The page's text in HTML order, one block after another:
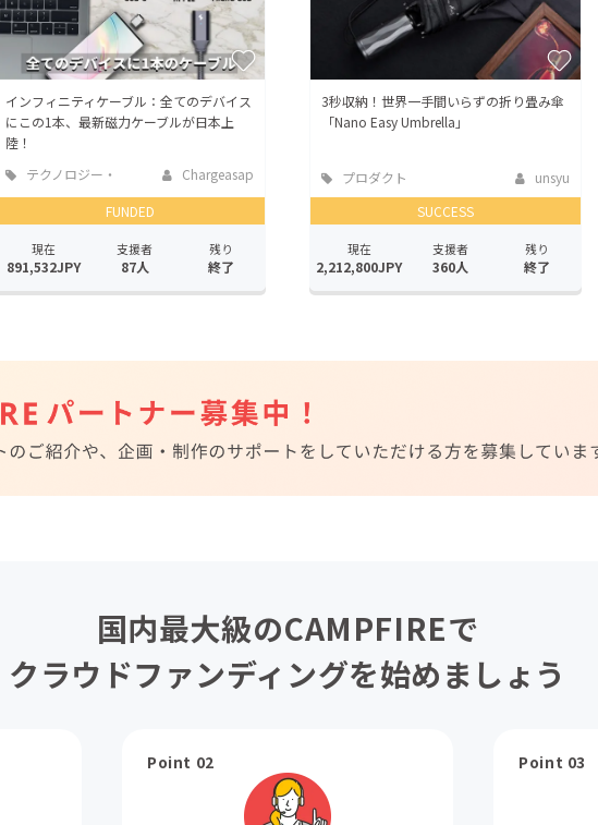
インフィニティケーブル：全てのデバイス
にこの1本、最新磁力ケーブルが日本上
陸！
テクノロジー・
Chargeasap
FUNDED
現在
891,532JPY
支援者
87人
残り
終了
3秒収納！世界一手間いらずの折り畳み傘
「Nano Easy Umbrella」
プロダクト
unsyu
SUCCESS
現在
2,212,800JPY
支援者
360人
残り
終了
国内最大級のCAMPFIREで
クラウドファンディングを始めましょう
Point 02 Point 03